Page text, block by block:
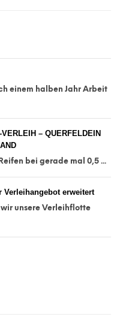
einem halben Jahr Arbeit
– QUERFELDEIN
bei gerade mal 0,5 ...
Verleihangebot erweitert
wir unsere Verleihflotte